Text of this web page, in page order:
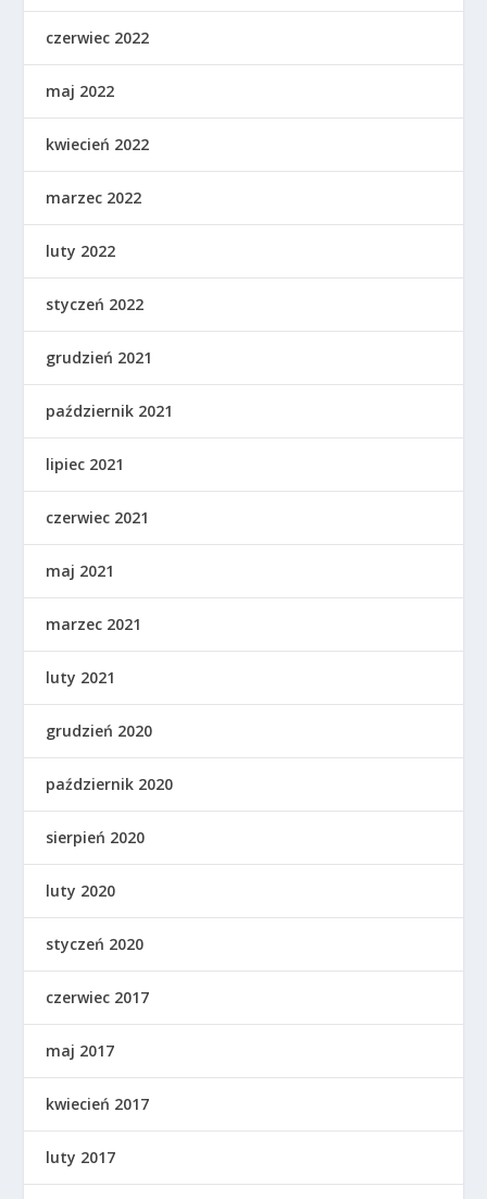
czerwiec 2022
maj 2022
kwiecień 2022
marzec 2022
luty 2022
styczeń 2022
grudzień 2021
październik 2021
lipiec 2021
czerwiec 2021
maj 2021
marzec 2021
luty 2021
grudzień 2020
październik 2020
sierpień 2020
luty 2020
styczeń 2020
czerwiec 2017
maj 2017
kwiecień 2017
luty 2017